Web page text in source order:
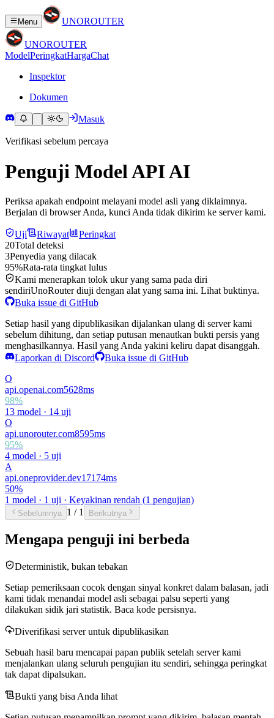
Menu UNOROUTER
UNOROUTER
ModelPeringkatHargaChat
Inspektor
Dokumen
Masuk
Verifikasi sebelum percaya
Penguji Model API AI
Periksa apakah endpoint melayani model asli yang diklaimnya.
Berjalan di browser Anda, kunci Anda tidak dikirim ke server kami.
Uji Riwayat
Peringkat
20Total deteksi
3Penyedia yang dilacak
95%Rata-rata tingkat lulus
Kami menerapkan tolok ukur yang sama pada diri
sendiriUnoRouter diuji dengan alat yang sama ini. Lihat buktinya.
Buka issue di GitHub
Setiap hasil yang dipublikasikan dijalankan ulang di server kami
sebelum dihitung, dan setiap putusan menautkan bukti persis yang
menghasilkannya. Hasil yang Anda yakini keliru dapat disanggah.
Laporkan di Discord
Buka issue di GitHub
O
api.openai.com5628ms
98%
13 model · 14 uji
O
api.unorouter.com8595ms
95%
4 model · 5 uji
A
api.oneprovider.dev17174ms
50%
1 model · 1 uji · Keyakinan rendah (1 pengujian)
Sebelumnya 1 / 1 Berikutnya
Mengapa penguji ini berbeda
Deterministik, bukan tebakan
Setiap pemeriksaan cocok dengan sinyal konkret dalam balasan, jadi
kami tidak menandai model asli sebagai palsu seperti yang
dilakukan sidik jari statistik. Baca kode persisnya.
Diverifikasi server untuk dipublikasikan
Sebuah hasil baru mencapai papan publik setelah server kami
menjalankan ulang seluruh pengujian itu sendiri, sehingga peringkat
tak dapat dipalsukan.
Bukti yang bisa Anda lihat